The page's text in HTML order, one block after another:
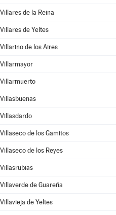
Villares de la Reina
Villares de Yeltes
Villarino de los Aires
Villarmayor
Villarmuerto
Villasbuenas
Villasdardo
Villaseco de los Gamitos
Villaseco de los Reyes
Villasrubias
Villaverde de Guareña
Villavieja de Yeltes